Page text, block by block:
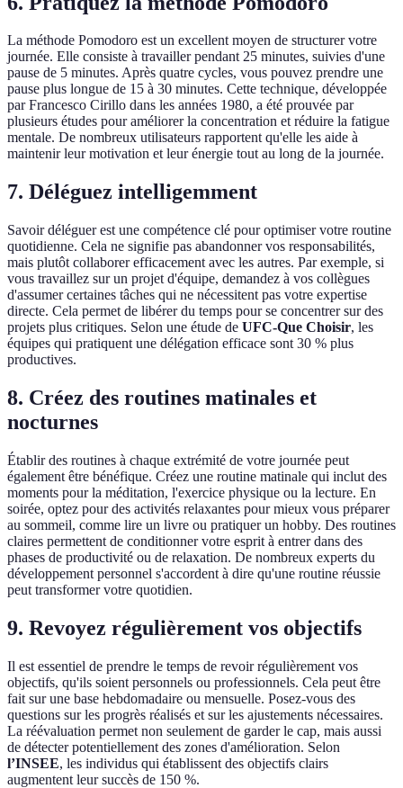
La méthode Pomodoro est un excellent moyen de structurer votre
journée. Elle consiste à travailler pendant 25 minutes, suivies d'une
pause de 5 minutes. Après quatre cycles, vous pouvez prendre une
pause plus longue de 15 à 30 minutes. Cette technique, développée
par Francesco Cirillo dans les années 1980, a été prouvée par
plusieurs études pour améliorer la concentration et réduire la fatigue
mentale. De nombreux utilisateurs rapportent qu'elle les aide à
maintenir leur motivation et leur énergie tout au long de la journée.
7. Déléguez intelligemment
Savoir déléguer est une compétence clé pour optimiser votre routine
quotidienne. Cela ne signifie pas abandonner vos responsabilités,
mais plutôt collaborer efficacement avec les autres. Par exemple, si
vous travaillez sur un projet d'équipe, demandez à vos collègues
d'assumer certaines tâches qui ne nécessitent pas votre expertise
directe. Cela permet de libérer du temps pour se concentrer sur des
projets plus critiques. Selon une étude de UFC-Que Choisir, les
équipes qui pratiquent une délégation efficace sont 30 % plus
productives.
8. Créez des routines matinales et
nocturnes
Établir des routines à chaque extrémité de votre journée peut
également être bénéfique. Créez une routine matinale qui inclut des
moments pour la méditation, l'exercice physique ou la lecture. En
soirée, optez pour des activités relaxantes pour mieux vous préparer
au sommeil, comme lire un livre ou pratiquer un hobby. Des routines
claires permettent de conditionner votre esprit à entrer dans des
phases de productivité ou de relaxation. De nombreux experts du
développement personnel s'accordent à dire qu'une routine réussie
peut transformer votre quotidien.
9. Revoyez régulièrement vos objectifs
Il est essentiel de prendre le temps de revoir régulièrement vos
objectifs, qu'ils soient personnels ou professionnels. Cela peut être
fait sur une base hebdomadaire ou mensuelle. Posez-vous des
questions sur les progrès réalisés et sur les ajustements nécessaires.
La réévaluation permet non seulement de garder le cap, mais aussi
de détecter potentiellement des zones d'amélioration. Selon
l’INSEE, les individus qui établissent des objectifs clairs
augmentent leur succès de 150 %.